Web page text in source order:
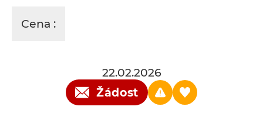
Cena :
22.02.2026
Žádost